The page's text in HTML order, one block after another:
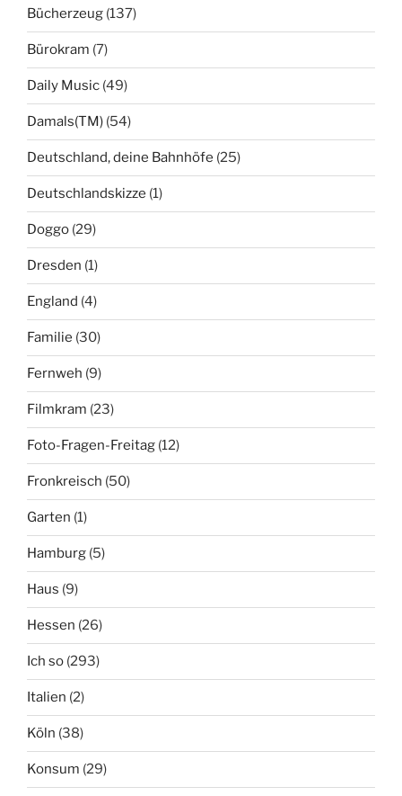
Bücherzeug (137)
Bürokram (7)
Daily Music (49)
Damals(TM) (54)
Deutschland, deine Bahnhöfe (25)
Deutschlandskizze (1)
Doggo (29)
Dresden (1)
England (4)
Familie (30)
Fernweh (9)
Filmkram (23)
Foto-Fragen-Freitag (12)
Fronkreisch (50)
Garten (1)
Hamburg (5)
Haus (9)
Hessen (26)
Ich so (293)
Italien (2)
Köln (38)
Konsum (29)